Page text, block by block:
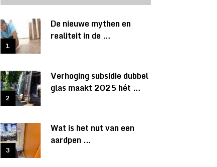
De nieuwe mythen en
realiteit in de …
Verhoging subsidie dubbel
glas maakt 2025 hét …
Wat is het nut van een
aardpen …